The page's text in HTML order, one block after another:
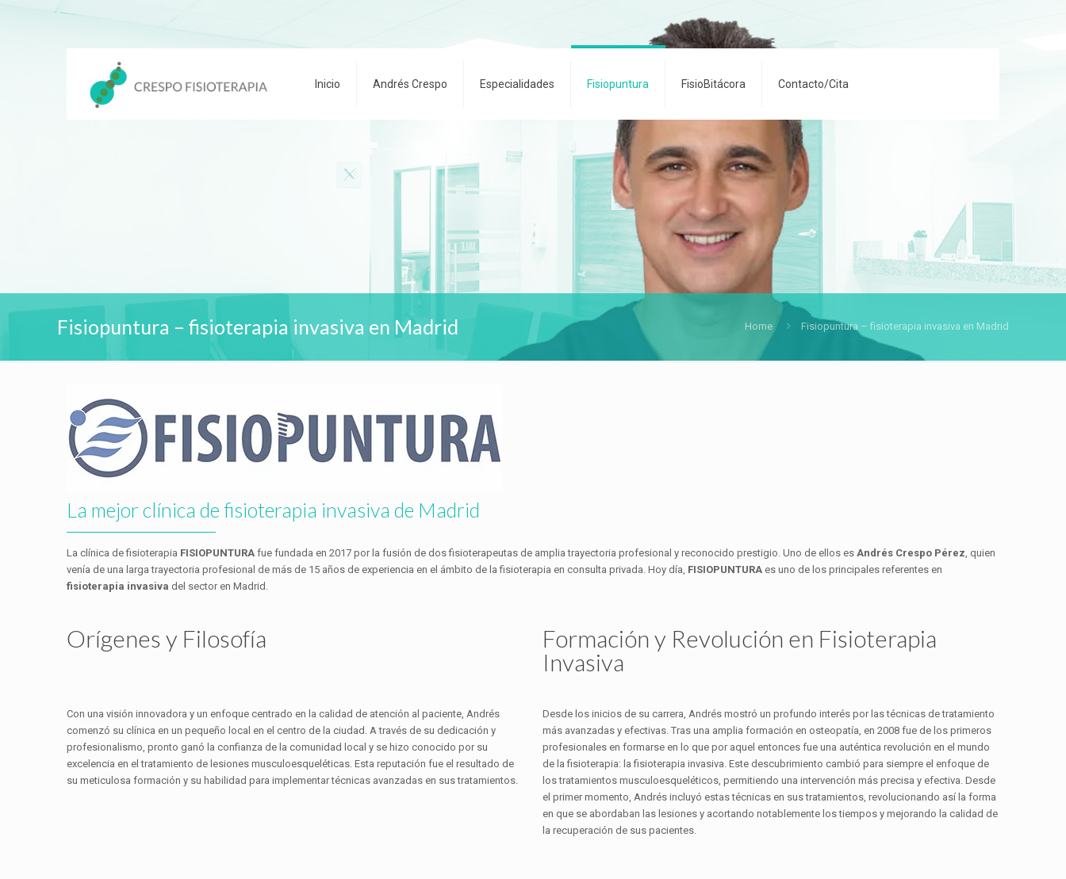
Inicio Andrés Crespo Especialidades Fisiopuntura FisioBitácora Contacto/Cita
Fisiopuntura – fisioterapia invasiva en Madrid Home Fisiopuntura – fisioterapia invasiva en Madrid
La mejor clínica de fisioterapia invasiva de Madrid
La clínica de fisioterapia FISIOPUNTURA fue fundada en 2017 por la fusión de dos fisioterapeutas de amplia trayectoria profesional y reconocido prestigio. Uno de ellos es Andrés Crespo Pérez, quien
venía de una larga trayectoria profesional de más de 15 años de experiencia en el ámbito de la fisioterapia en consulta privada. Hoy día, FISIOPUNTURA es uno de los principales referentes en
fisioterapia invasiva del sector en Madrid.
Orígenes y Filosofía
Formación y Revolución en Fisioterapia
Invasiva
Con una visión innovadora y un enfoque centrado en la calidad de atención al paciente, Andrés
comenzó su clínica en un pequeño local en el centro de la ciudad. A través de su dedicación y
profesionalismo, pronto ganó la confianza de la comunidad local y se hizo conocido por su
excelencia en el tratamiento de lesiones musculoesqueléticas. Esta reputación fue el resultado de
su meticulosa formación y su habilidad para implementar técnicas avanzadas en sus tratamientos.
Desde los inicios de su carrera, Andrés mostró un profundo interés por las técnicas de tratamiento
más avanzadas y efectivas. Tras una amplia formación en osteopatía, en 2008 fue de los primeros
profesionales en formarse en lo que por aquel entonces fue una auténtica revolución en el mundo
de la fisioterapia: la fisioterapia invasiva. Este descubrimiento cambió para siempre el enfoque de
los tratamientos musculoesqueléticos, permitiendo una intervención más precisa y efectiva. Desde
el primer momento, Andrés incluyó estas técnicas en sus tratamientos, revolucionando así la forma
en que se abordaban las lesiones y acortando notablemente los tiempos y mejorando la calidad de
la recuperación de sus pacientes.